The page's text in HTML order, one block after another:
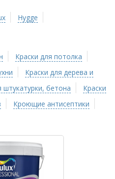
Hygge
Краски для потолка
Краски для дерева и
штукатурки, бетона
Краски
Кроющие антисептики